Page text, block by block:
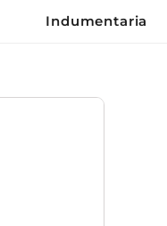
Indumentaria